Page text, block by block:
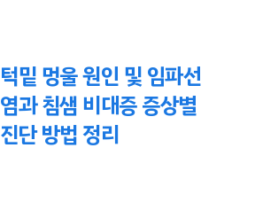
턱밑 멍울 원인 및 임파선
염과 침샘 비대증 증상별
진단 방법 정리